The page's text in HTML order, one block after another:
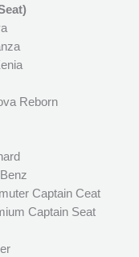
Reborn
Captain Ceat
Captain Seat